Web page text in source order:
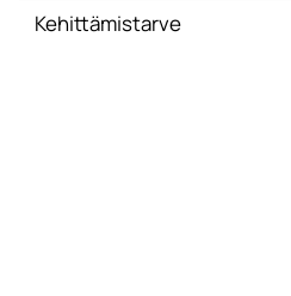
Kehittämistarve